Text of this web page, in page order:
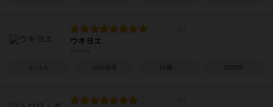
ウキヨエ
2～4人 20分前後 10歳～ 2025年